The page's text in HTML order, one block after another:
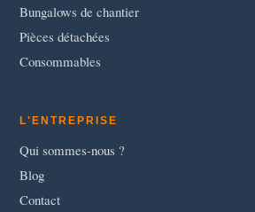
Bungalows de chantier
Pièces détachées
Consommables
L'ENTREPRISE
Qui sommes-nous ?
Blog
Contact